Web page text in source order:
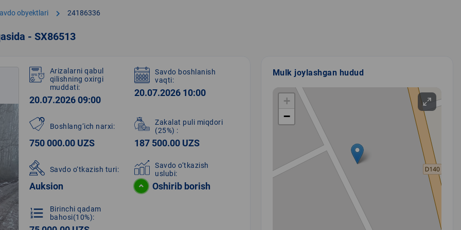
obyektlari chevron_right 24186336
- SX86513
Arizalarni qabul
qilishning oxirgi
muddati:
20.07.2026 09:00
Savdo boshlanish
vaqti:
20.07.2026 10:00
Boshlang‘ich narxi:
750 000.00 UZS
Zakalat puli miqdori
(25%) :
187 500.00 UZS
Savdo o‘tkazish turi:
Auksion
Savdo o‘tkazish
uslubi:
Oshirib borish
format_list_numbered
Birinchi qadam
bahosi(10%):
Mulk joylashgan hudud
+
−